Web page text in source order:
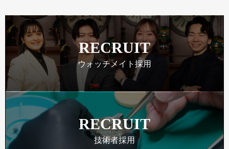
RECRUIT
ウォッチメイト採用
RECRUIT
技術者採用